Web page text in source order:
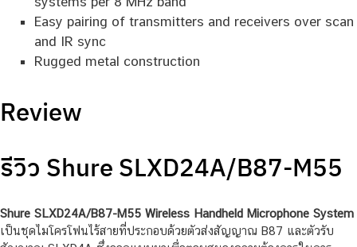
Easy pairing of transmitters and receivers over scan
and IR sync
Rugged metal construction
Review
รีวิว Shure SLXD24A/B87-M55
Shure SLXD24A/B87-M55 Wireless Handheld Microphone System
เป็นชุดไมโครโฟนไร้สายที่ประกอบด้วยตัวส่งสัญญาณ B87 และตัวรับ